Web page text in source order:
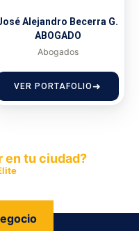
Alejandro Becerra G.
ABOGADO
Abogados
VER PORTAFOLIO
en tu ciudad?